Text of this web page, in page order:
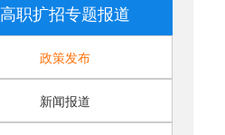
高职扩招专题报道
政策发布
新闻报道